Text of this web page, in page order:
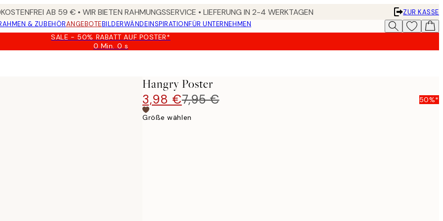
AB 59 € • WIR BIETEN RAHMUNGSSERVICE • LIEFERUNG IN 2-4 WERKTAGEN
ZUR KASSE
& ZUBEHÖRANGEBOTEBILDERWÄNDEINSPIRATIONFÜR UNTERNEHMEN
SALE - 50% RABATT AUF POSTER*
0 Min. 0 s
Gültig
Hangry Poster
3,98 €7,95 € 50%*
Größe wählen